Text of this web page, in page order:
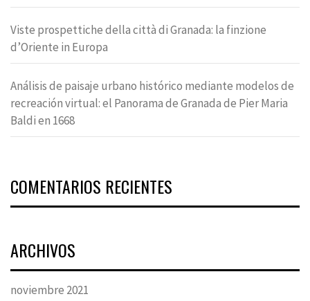
Viste prospettiche della città di Granada: la finzione
d’Oriente in Europa
Análisis de paisaje urbano histórico mediante modelos de
recreación virtual: el Panorama de Granada de Pier Maria
Baldi en 1668
COMENTARIOS RECIENTES
ARCHIVOS
noviembre 2021